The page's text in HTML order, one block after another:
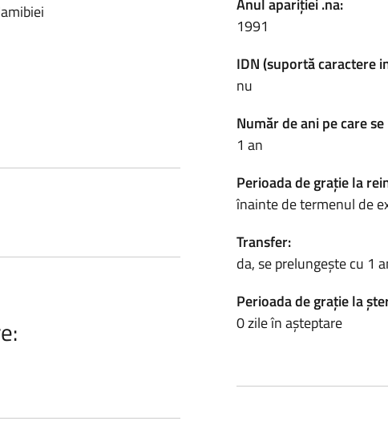
Anul apariției .na:
1991
IDN (suportă caractere
nu
Număr de ani pe care
1 an
Perioada de grație la
înainte de termenul de
Transfer:
da, se prelungește cu 1
Perioada de grație la
0 zile în așteptare